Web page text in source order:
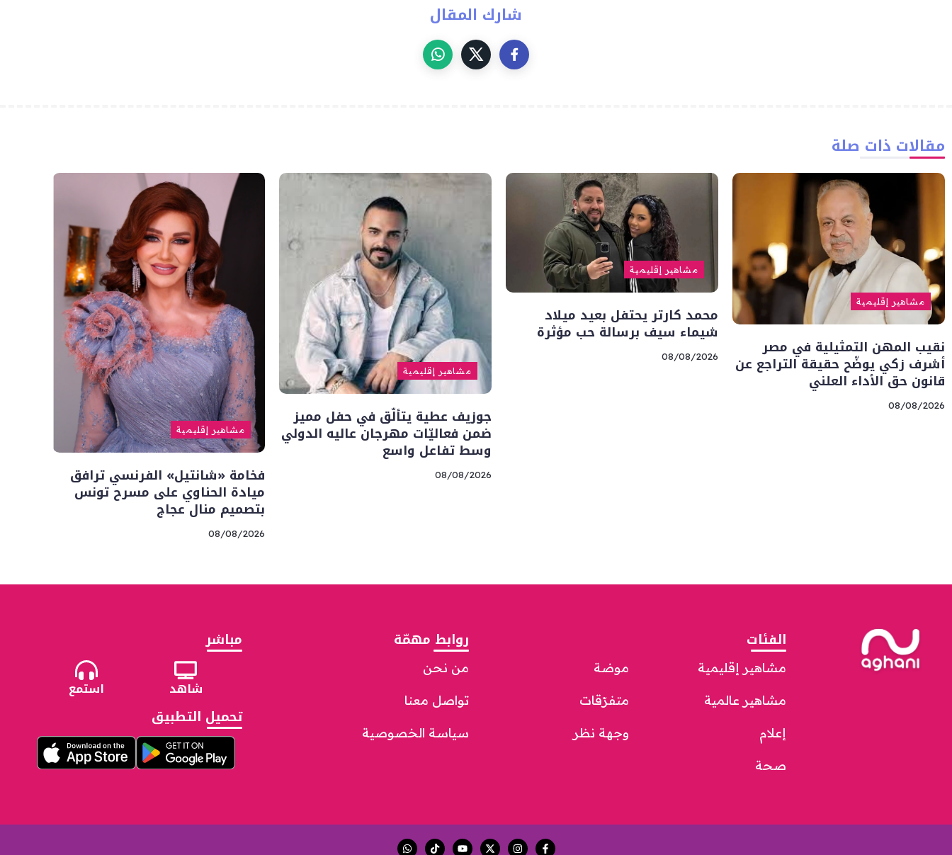
شارك المقال
مقالات ذات صلة
مشاهير إقليمية
نقيب المهن التمثيلية في مصر
أشرف زكي يوضّح حقيقة التراجع عن
قانون حق الأداء العلني
08/08/2026
مشاهير إقليمية
محمد كارتر يحتفل بعيد ميلاد
شيماء سيف برسالة حب مؤثرة
08/08/2026
مشاهير إقليمية
جوزيف عطية يتألّق في حفل مميز
ضمن فعاليّات مهرجان عاليه الدولي
وسط تفاعل واسع
08/08/2026
مشاهير إقليمية
فخامة «شانتيل» الفرنسي ترافق
ميادة الحناوي على مسرح تونس
بتصميم منال عجاج
08/08/2026
الفئات
مشاهير إقليمية
مشاهير عالمية
إعلام
صحة
موضة
متفرّقات
وجهة نظر
روابط مهمّة
من نحن
تواصل معنا
سياسة الخصوصية
مباشر
شاهد استمع
تحميل التطبيق